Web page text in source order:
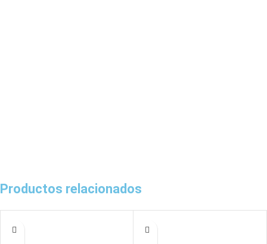
Productos relacionados